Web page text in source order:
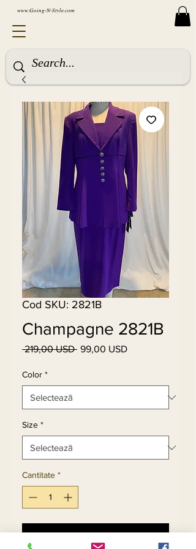
www.Going-N-Style.com
Cod SKU: 2821B
Champagne 2821B
219,00 USD Preț
99,00 USDPreț
Color *
Size *
Cantitate *
Adaugă în coș